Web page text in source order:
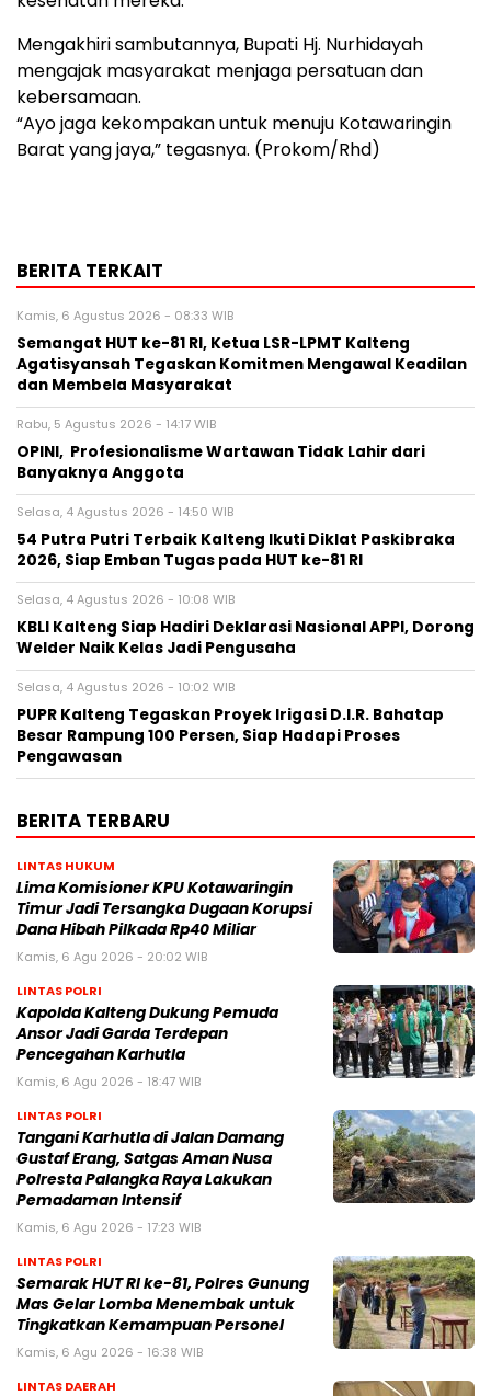
Mengakhiri sambutannya, Bupati Hj. Nurhidayah
mengajak masyarakat menjaga persatuan dan
kebersamaan.
“Ayo jaga kekompakan untuk menuju Kotawaringin
Barat yang jaya,” tegasnya. (Prokom/Rhd)
BERITA TERKAIT
Kamis, 6 Agustus 2026 - 08:33 WIB
Semangat HUT ke-81 RI, Ketua LSR-LPMT Kalteng
Agatisyansah Tegaskan Komitmen Mengawal Keadilan
dan Membela Masyarakat
Rabu, 5 Agustus 2026 - 14:17 WIB
OPINI, Profesionalisme Wartawan Tidak Lahir dari
Banyaknya Anggota
Selasa, 4 Agustus 2026 - 14:50 WIB
54 Putra Putri Terbaik Kalteng Ikuti Diklat Paskibraka
2026, Siap Emban Tugas pada HUT ke-81 RI
Selasa, 4 Agustus 2026 - 10:08 WIB
KBLI Kalteng Siap Hadiri Deklarasi Nasional APPI, Dorong
Welder Naik Kelas Jadi Pengusaha
Selasa, 4 Agustus 2026 - 10:02 WIB
PUPR Kalteng Tegaskan Proyek Irigasi D.I.R. Bahatap
Besar Rampung 100 Persen, Siap Hadapi Proses
Pengawasan
BERITA TERBARU
LINTAS HUKUM
Lima Komisioner KPU Kotawaringin
Timur Jadi Tersangka Dugaan Korupsi
Dana Hibah Pilkada Rp40 Miliar
Kamis, 6 Agu 2026 - 20:02 WIB
LINTAS POLRI
Kapolda Kalteng Dukung Pemuda
Ansor Jadi Garda Terdepan
Pencegahan Karhutla
Kamis, 6 Agu 2026 - 18:47 WIB
LINTAS POLRI
Tangani Karhutla di Jalan Damang
Gustaf Erang, Satgas Aman Nusa
Polresta Palangka Raya Lakukan
Pemadaman Intensif
Kamis, 6 Agu 2026 - 17:23 WIB
LINTAS POLRI
Semarak HUT RI ke-81, Polres Gunung
Mas Gelar Lomba Menembak untuk
Tingkatkan Kemampuan Personel
Kamis, 6 Agu 2026 - 16:38 WIB
LINTAS DAERAH